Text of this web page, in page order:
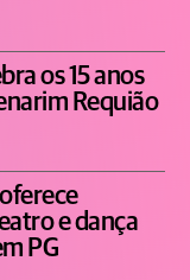
os 15 anos
Requião
e dança
PG